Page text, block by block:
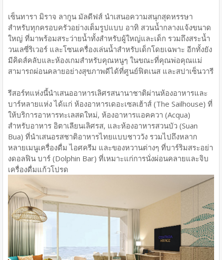
เซ็นทารา มิราจ ลากูน มัลดีฟส์ นำเสนอความสนุกสุดหรรษา
สำหรับทุกครอบครัวอย่างเต็มรูปแบบ อาทิ สวนน้ำกลางแจ้งขนาด
ใหญ่ ที่มาพร้อมสระว่ายน้ำทั้งสำหรับผู้ใหญ่และเด็ก รวมถึงสระน้ำ
วนเลซี่ริเวอร์ และโซนเครื่องเล่นน้ำสำหรับเด็กโดยเฉพาะ อีกทั้งยัง
มีคิดส์คลับและห้องเกมสำหรับคุณหนูๆ ในขณะที่คุณพ่อคุณแม่
สามารถผ่อนคลายอย่างสุขภาพดีได้ที่ศูนย์ฟิตเนส และสปาเซ็นวารี
รีสอร์ทแห่งนี้นำเสนออาหารเลิศรสนานาชาติผ่านห้องอาหารและ
บาร์หลายแห่ง ได้แก่ ห้องอาหารเดอะเซลเฮ้าส์ (The Sailhouse) ที่
ให้บริการอาหารทะเลสดใหม่, ห้องอาหารแอคควา (Acqua)
สำหรับอาหาร อิตาเลียนเลิศรส, และห้องอาหารสวนบัว (Suan
Bua) ที่นำเสนอรสชาติอาหารไทยแบบชาววัง รวมไปถึงหลาก
หลายเมนูเครื่องดื่ม ไอศครีม และของหวานต่างๆ ที่บาร์ริมสระอย่า
งดอลฟิน บาร์ (Dolphin Bar) ที่เหมาะแก่การนั่งผ่อนคลายและจิบ
เครื่องดื่มแก้วโปรด